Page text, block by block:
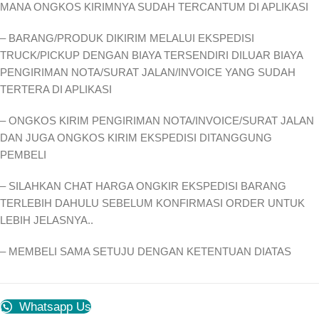
MANA ONGKOS KIRIMNYA SUDAH TERCANTUM DI APLIKASI
– BARANG/PRODUK DIKIRIM MELALUI EKSPEDISI
TRUCK/PICKUP DENGAN BIAYA TERSENDIRI DILUAR BIAYA
PENGIRIMAN NOTA/SURAT JALAN/INVOICE YANG SUDAH
TERTERA DI APLIKASI
– ONGKOS KIRIM PENGIRIMAN NOTA/INVOICE/SURAT JALAN
DAN JUGA ONGKOS KIRIM EKSPEDISI DITANGGUNG
PEMBELI
– SILAHKAN CHAT HARGA ONGKIR EKSPEDISI BARANG
TERLEBIH DAHULU SEBELUM KONFIRMASI ORDER UNTUK
LEBIH JELASNYA..
– MEMBELI SAMA SETUJU DENGAN KETENTUAN DIATAS
Whatsapp Us